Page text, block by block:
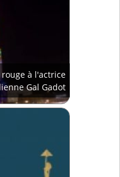
à l'actrice
Gal Gadot